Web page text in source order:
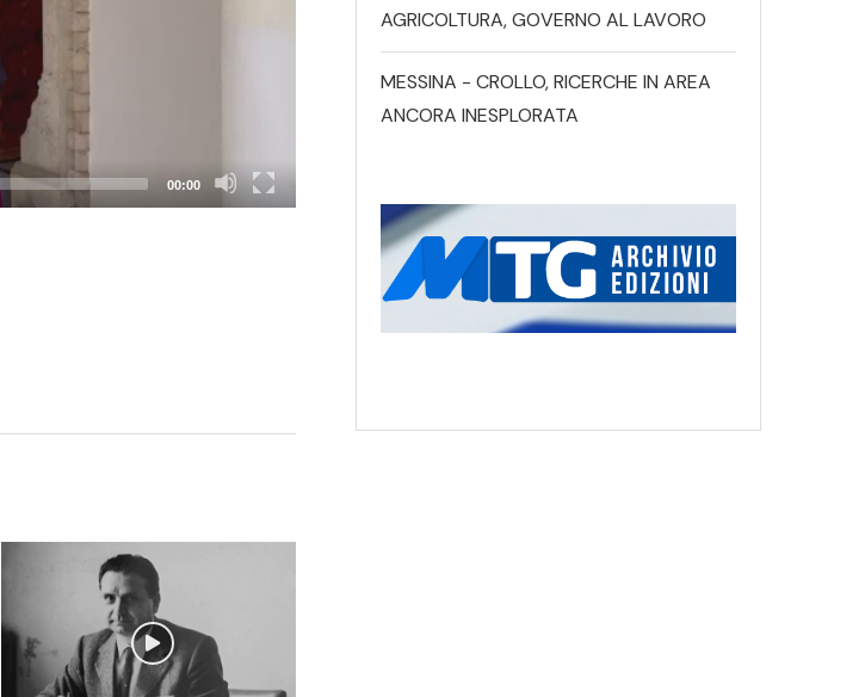
00:00
AGRICOLTURA, GOVERNO AL LAVORO
MESSINA - CROLLO, RICERCHE IN AREA
ANCORA INESPLORATA